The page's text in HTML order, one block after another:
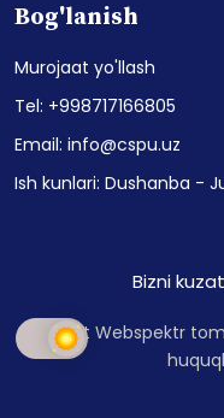
Bog'lanish
Murojaat yo'llash
Tel: +998717166805
Email: info@cspu.uz
Ish kunlari: Dushanba -
Bizni
Sayt Webspektr